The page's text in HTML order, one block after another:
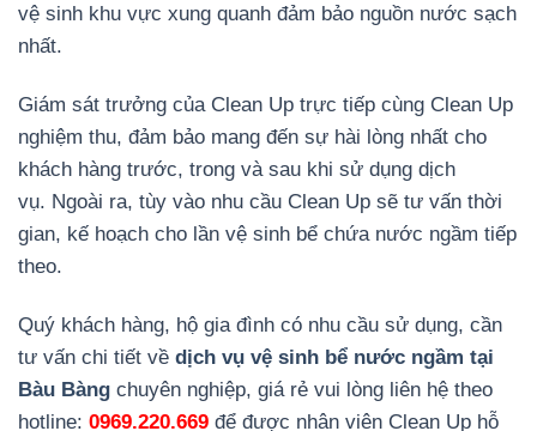
vệ sinh khu vực xung quanh đảm bảo nguồn nước sạch
nhất.
Giám sát trưởng của Clean Up trực tiếp cùng Clean Up
nghiệm thu, đảm bảo mang đến sự hài lòng nhất cho
khách hàng trước, trong và sau khi sử dụng dịch
vụ. Ngoài ra, tùy vào nhu cầu Clean Up sẽ tư vấn thời
gian, kế hoạch cho lần vệ sinh bể chứa nước ngầm tiếp
theo.
Quý khách hàng, hộ gia đình có nhu cầu sử dụng, cần
tư vấn chi tiết về dịch vụ vệ sinh bể nước ngầm tại
Bàu Bàng chuyên nghiệp, giá rẻ vui lòng liên hệ theo
hotline: 0969.220.669 để được nhân viên Clean Up hỗ